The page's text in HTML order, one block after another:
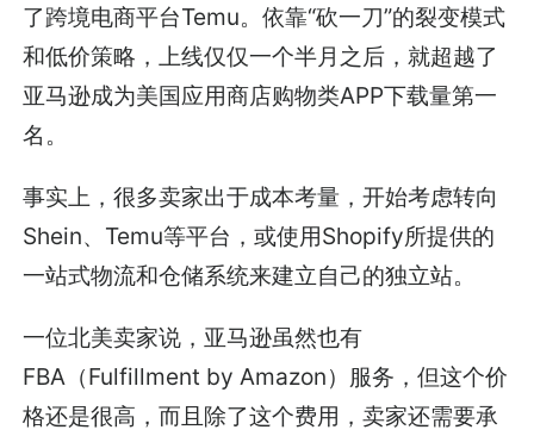
了跨境电商平台Temu。依靠“砍一刀”的裂变模式
和低价策略，上线仅仅一个半月之后，就超越了
亚马逊成为美国应用商店购物类APP下载量第一
名。
事实上，很多卖家出于成本考量，开始考虑转向
Shein、Temu等平台，或使用Shopify所提供的
一站式物流和仓储系统来建立自己的独立站。
一位北美卖家说，亚马逊虽然也有
FBA（Fulfillment by Amazon）服务，但这个价
格还是很高，而且除了这个费用，卖家还需要承